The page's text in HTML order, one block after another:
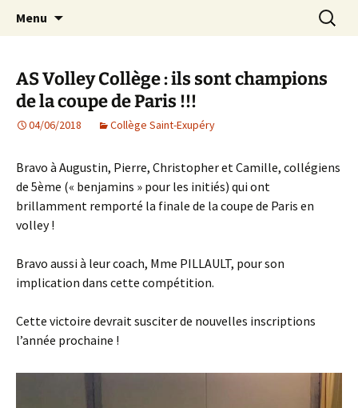
AIP Paris 14 – Association
Indépendante des Parents
d'élèves depuis 1981
Agit – s'Investit – Participe au service des
enfants du secteur scolaire Dolent-Arago-
Menu
AS Volley Collège : ils sont champions
de la coupe de Paris !!!
04/06/2018 Collège Saint-Exupéry
Bravo à Augustin, Pierre, Christopher et Camille, collégiens
de 5ème (« benjamins » pour les initiés) qui ont
brillamment remporté la finale de la coupe de Paris en
volley !
Bravo aussi à leur coach, Mme PILLAULT, pour son
implication dans cette compétition.
Cette victoire devrait susciter de nouvelles inscriptions
l’année prochaine !